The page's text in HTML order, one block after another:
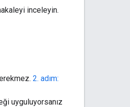
inceleyin.
2. adım:
uyguluyorsanız